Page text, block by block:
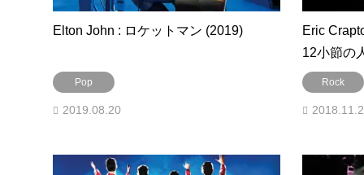
Elton John : ロケットマン (2019)
Pop
2019.08.20
Eric
12小節の
Rock